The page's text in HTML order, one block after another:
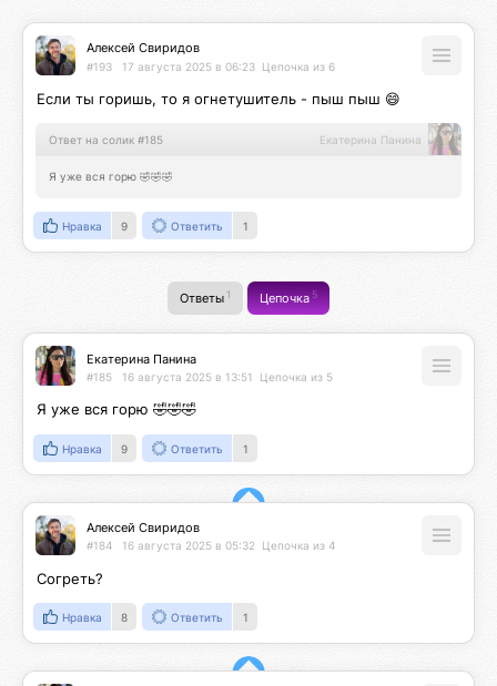
Алексей Свиридов
#193 17 августа 2025 в 06:23 Цепочка из 6
Если ты горишь, то я огнетушитель - пыш пыш 😄
Ответ на солик #185 Екатерина Панина
Я уже вся горю 🤣🤣🤣
Нравка 9 Ответить 1
Ответы 1 Цепочка5
Екатерина Панина
#185 16 августа 2025 в 13:51 Цепочка из 5
Я уже вся горю 🤣🤣🤣
Нравка 9 Ответить 1
Алексей Свиридов
#184 16 августа 2025 в 05:32 Цепочка из 4
Согреть?
Нравка 8 Ответить 1